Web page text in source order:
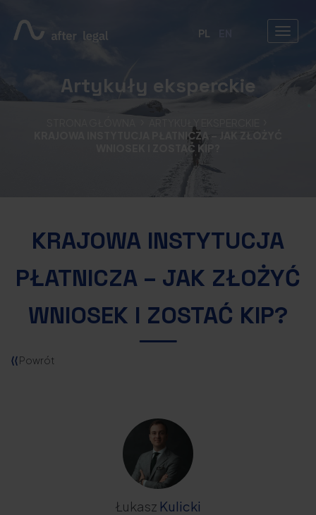
PL
Artykuły eksperckie
KRAJOWA INSTYTUCJA PŁATNICZA – JAK ZŁOŻYĆ
WNIOSEK I ZOSTAĆ KIP?
KRAJOWA INSTYTUCJA
PŁATNICZA – JAK ZŁOŻYĆ
WNIOSEK I ZOSTAĆ KIP?
⟨⟨Powrót
Łukasz Kulicki